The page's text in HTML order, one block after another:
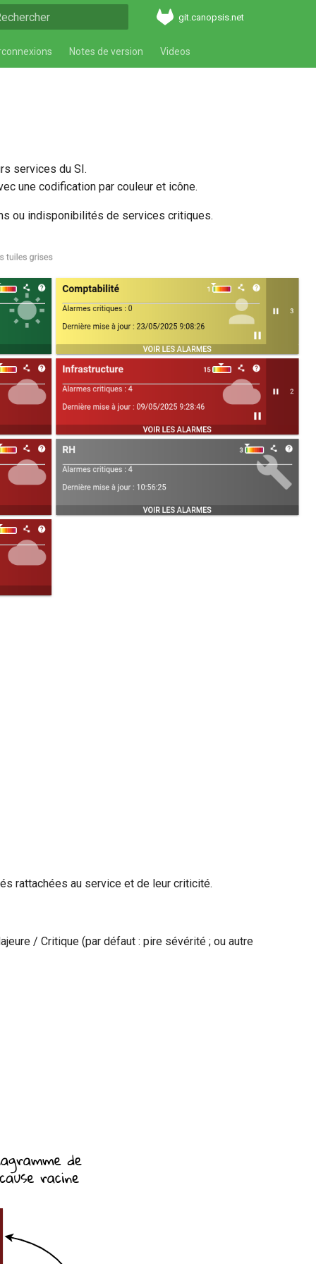
git.canopsis.net
Notes de version Videos
services du SI.
une codification par couleur et icône.
ou indisponibilités de services critiques.
rattachées au service et de leur criticité.
/ Critique (par défaut : pire sévérité ; ou autre